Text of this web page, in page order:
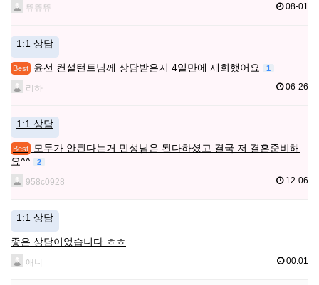
뜌뜌뜌 08-01
1:1 상담
Best 윤선 컨설턴트님께 상담받은지 4일만에 재회했어요 1
리하 06-26
1:1 상담
Best
모두가 안된다는거 민성님은 된다하셨고 결국 저 결혼준비해
요^^
2
958c0928 12-06
1:1 상담
좋은 상담이었습니다 ㅎㅎ
애니 00:01